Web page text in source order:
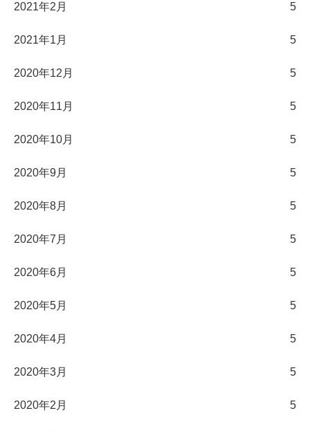
2021年2月 5
2021年1月 5
2020年12月 5
2020年11月 5
2020年10月 5
2020年9月 5
2020年8月 5
2020年7月 5
2020年6月 5
2020年5月 5
2020年4月 5
2020年3月 5
2020年2月 5